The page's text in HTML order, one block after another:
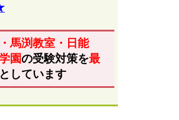
馬渕教室・日能
園の受験対策を最
としています